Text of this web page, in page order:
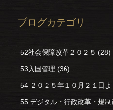
ブログカテゴリ
52社会保障改革２０２５ (28)
53入国管理 (36)
54 ２０２５年１０月２１日よ
55 デジタル・行政改革・規制